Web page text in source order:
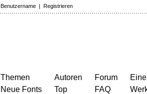
Benutzername | Registrieren
Themen
Neue Fonts
Autoren
Top
Forum
FAQ